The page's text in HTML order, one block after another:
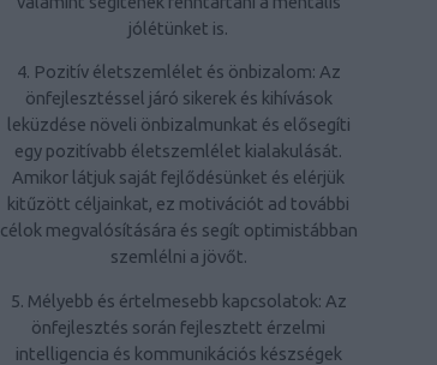
jólétünket is.
4. Pozitív életszemlélet és önbizalom: Az
önfejlesztéssel járó sikerek és kihívások
leküzdése növeli önbizalmunkat és elősegíti
egy pozitívabb életszemlélet kialakulását.
Amikor látjuk saját fejlődésünket és elérjük
kitűzött céljainkat, ez motivációt ad további
célok megvalósítására és segít optimistábban
szemlélni a jövőt.
5. Mélyebb és értelmesebb kapcsolatok: Az
önfejlesztés során fejlesztett érzelmi
intelligencia és kommunikációs készségek